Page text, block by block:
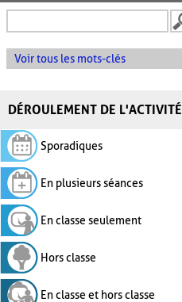
Voir tous les mots-clés
DÉROULEMENT DE L'ACTIVITÉ
Sporadiques
En plusieurs séances
En classe seulement
Hors classe
En classe et hors classe